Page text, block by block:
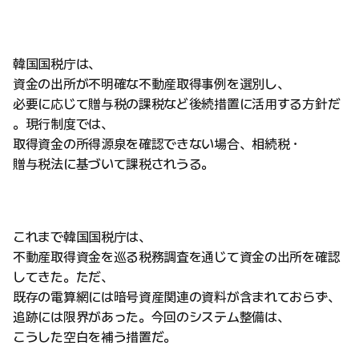
韓国国税庁は、
資金の出所が不明確な不動産取得事例を選別し、
必要に応じて贈与税の課税など後続措置に活用する方針だ
。現行制度では、
取得資金の所得源泉を確認できない場合、相続税・
贈与税法に基づいて課税されうる。
これまで韓国国税庁は、
不動産取得資金を巡る税務調査を通じて資金の出所を確認
してきた。ただ、
既存の電算網には暗号資産関連の資料が含まれておらず、
追跡には限界があった。今回のシステム整備は、
こうした空白を補う措置だ。